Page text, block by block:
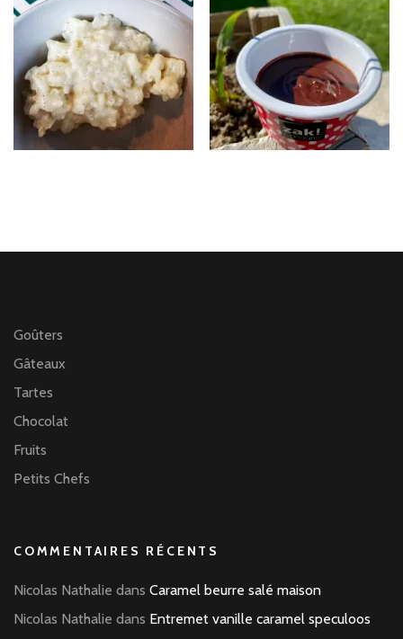
Goûters
Gâteaux
Tartes
Chocolat
Fruits
Petits Chefs
COMMENTAIRES RÉCENTS
Nicolas Nathalie dans Caramel beurre salé maison
Nicolas Nathalie dans Entremet vanille caramel speculoos